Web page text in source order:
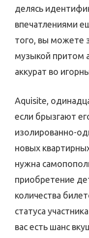
делясь
впечатлениями
того, вы можете
музыкой притом
аккурат во
Аquisite,
если брызгают
изолированно-
новых
нужна
приобретение
количества
статуса
вас есть шанс